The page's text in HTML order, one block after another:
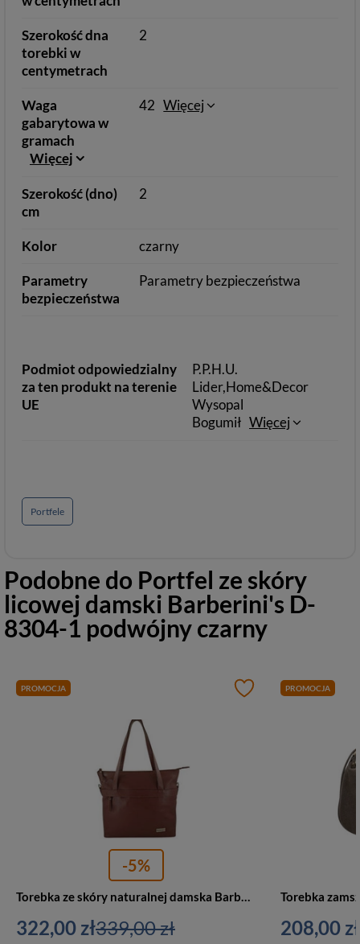
Szerokość dna
torebki w
centymetrach
2
Waga
gabarytowa w
gramach
Więcej
42 Więcej
Szerokość (dno)
cm
2
Kolor czarny
Parametry
bezpieczeństwa
Parametry bezpieczeństwa
Podmiot odpowiedzialny
za ten produkt na terenie
UE
P.P.H.U.
Lider,Home&Decor
Wysopal
Bogumił Więcej
Portfele
Podobne do Portfel ze skóry
licowej damski Barberini's D-
8304-1 podwójny czarny
PROMOCJA
-5%
Torebka ze skóry naturalnej damska Barberini's 996-6 shopper bag A4 brązowa
322,00 zł339,00 zł
PROMOCJA
208,00 zł